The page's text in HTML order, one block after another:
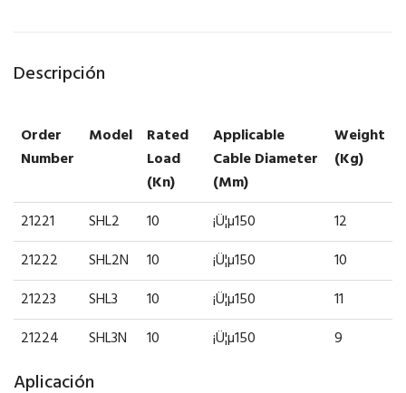
Descripción
Order
Number
Model
Rated
Load
(kn)
Applicable
Cable Diameter
(mm)
Weight
(kg)
21221 SHL2 10 ¡Ü¦µ150
12
21222
SHL2N 10 ¡Ü¦µ150
10
21223
SHL3 10 ¡Ü¦µ150
11
21224
SHL3N 10 ¡Ü¦µ150 9
Aplicación